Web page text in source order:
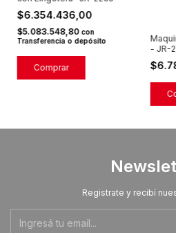
$6.354.436,00
$5.083.548,80 con
Transferencia o depósito
- JR-
Registrate y recibí